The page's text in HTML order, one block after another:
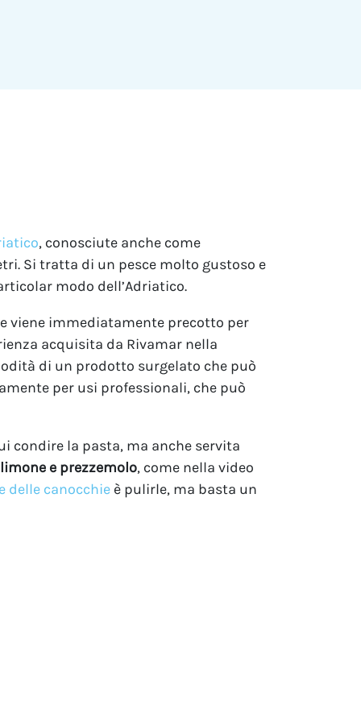
, conosciute anche come
Si tratta di un pesce molto gustoso e
modo dell’Adriatico.
viene immediatamente precotto per
acquisita da Rivamar nella
di un prodotto surgelato che può
per usi professionali, che può
condire la pasta, ma anche servita
e prezzemolo, come nella video
delle canocchie è pulirle, ma basta un